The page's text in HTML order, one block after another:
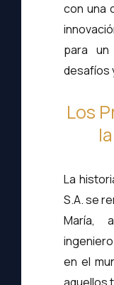
con una
para
desafíos
Los
La
S.A. se
María,
en el